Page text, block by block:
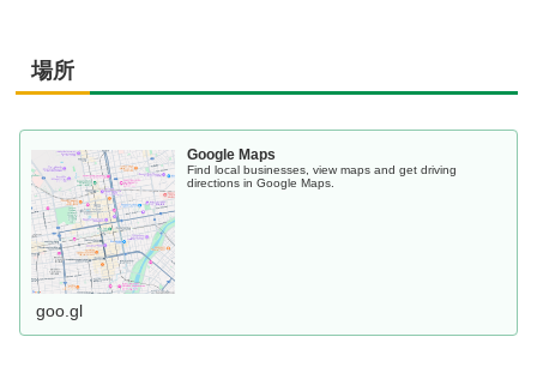
場所
Google Maps
Find local businesses, view maps and get driving
directions in Google Maps.
goo.gl